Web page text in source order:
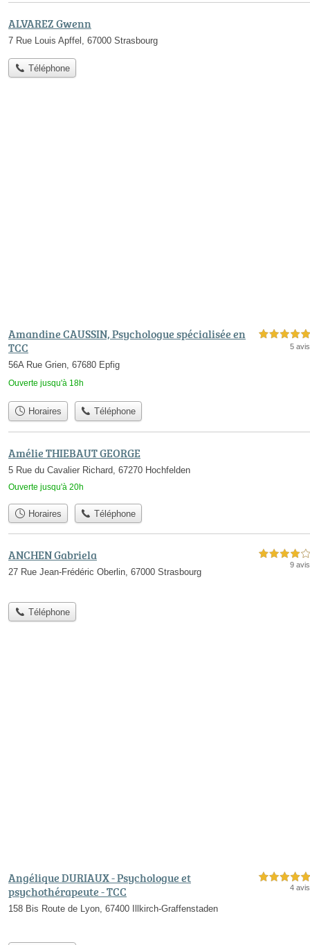
ALVAREZ Gwenn
7 Rue Louis Apffel, 67000 Strasbourg
Téléphone
Amandine CAUSSIN, Psychologue spécialisée en
TCC
56A Rue Grien, 67680 Epfig
Ouverte jusqu'à 18h
5,0 étoiles sur 5
5 avis
Horaires Téléphone
Amélie THIEBAUT GEORGE
5 Rue du Cavalier Richard, 67270 Hochfelden
Ouverte jusqu'à 20h
Horaires Téléphone
ANCHEN Gabriela
27 Rue Jean-Frédéric Oberlin, 67000 Strasbourg
4,0 étoiles sur 5
9 avis
Téléphone
Angélique DURIAUX - Psychologue et
psychothérapeute - TCC
158 Bis Route de Lyon, 67400 Illkirch-Graffenstaden
5,0 étoiles sur 5
4 avis